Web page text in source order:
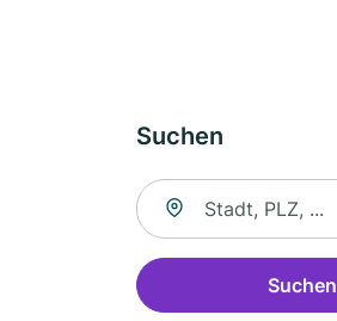
Suchen
Suche nach Ort
Suchen